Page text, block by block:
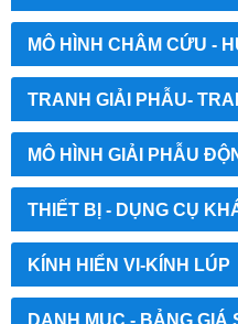
MÔ HÌNH CHÂM CỨU -
TRANH GIẢI PHẪU-
MÔ HÌNH GIẢI PHẪU
THIẾT BỊ - DỤNG CỤ
KÍNH HIỂN VI-KÍNH LÚP
DANH MỤC - BẢNG GIÁ